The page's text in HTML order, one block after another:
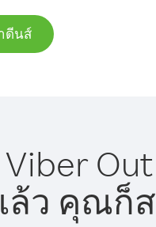
ดีนส์
ล้ว คุณก็